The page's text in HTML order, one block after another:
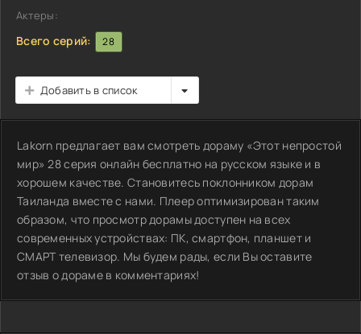
Актеры:
Всего серий: 28
Добавить в список
Lakorn предлагает вам смотреть дораму «Этот непростой
мир» 28 серия онлайн бесплатно на русском языке и в
хорошем качестве. Становитесь поклонником дорам
Таиланда вместе с нами. Плеер оптимизирован таким
образом, что просмотр дорамы доступен на всех
современных устройствах: ПК, смартфон, планшет и
СМАРТ телевизор. Мы будем рады, если Вы оставите
отзыв о дораме в комментариях!